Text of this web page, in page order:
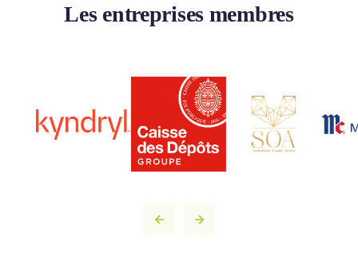
Les entreprises membres